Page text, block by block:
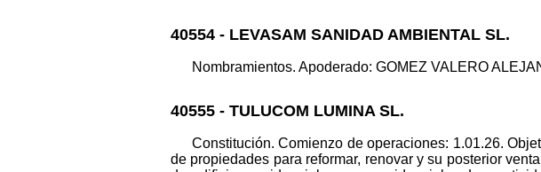
40554 - LEVASAM SANIDAD AMBIENTAL SL.
Nombramientos. Apoderado: GOMEZ VALERO
40555 - TULUCOM LUMINA SL.
Constitución. Comienzo de operaciones: 1.01.26.
de propiedades para reformar, renovar y su posterior